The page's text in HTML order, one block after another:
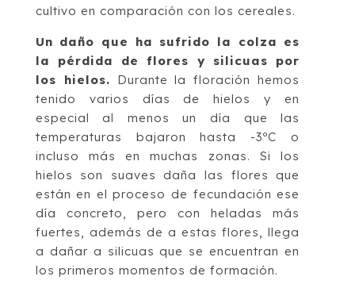
cultivo en comparación con los cereales.
Un daño que ha sufrido la colza es
la pérdida de flores y silicuas por
los hielos. Durante la floración hemos
tenido varios días de hielos y en
especial al menos un día que las
temperaturas bajaron hasta -3ºC o
incluso más en muchas zonas. Si los
hielos son suaves daña las flores que
están en el proceso de fecundación ese
día concreto, pero con heladas más
fuertes, además de a estas flores, llega
a dañar a silicuas que se encuentran en
los primeros momentos de formación.